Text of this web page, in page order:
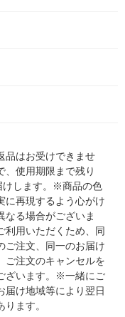
品はお受けできませ
使用期限まで残り
けします。※商品の色
に再現するよう心がけ
なる場合がございま
用いただくため、同
ご注文、同一のお届け
ご注文のキャンセルを
ざいます。※一緒にご
届け地域等により翌日
ます。